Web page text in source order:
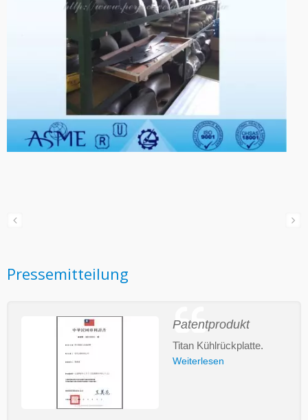
Pressemitteilung
Patentprodukt
Titan Kühlrückplatte.
Weiterlesen